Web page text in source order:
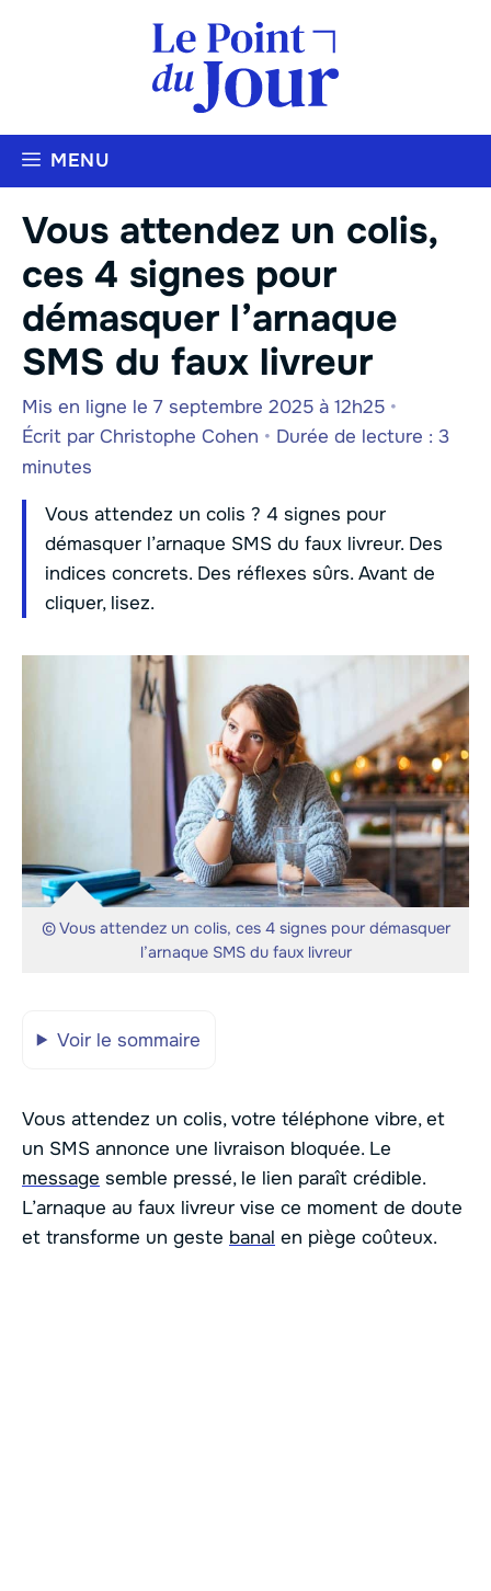
MENU
Vous attendez un colis,
ces 4 signes pour
démasquer l’arnaque
SMS du faux livreur
Mis en ligne le 7 septembre 2025 à 12h25 •
Écrit par Christophe Cohen • Durée de lecture : 3
minutes
Vous attendez un colis ? 4 signes pour
démasquer l’arnaque SMS du faux livreur. Des
indices concrets. Des réflexes sûrs. Avant de
cliquer, lisez.
© Vous attendez un colis, ces 4 signes pour démasquer
l’arnaque SMS du faux livreur
Voir le sommaire
Vous attendez un colis, votre téléphone vibre, et
un SMS annonce une livraison bloquée. Le
message semble pressé, le lien paraît crédible.
L’arnaque au faux livreur vise ce moment de doute
et transforme un geste banal en piège coûteux.